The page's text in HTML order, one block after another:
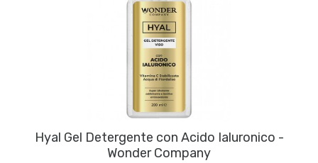
Hyal Gel Detergente con Acido Ialuronico -
Wonder Company